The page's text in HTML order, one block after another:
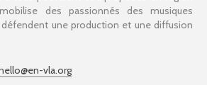
des passionnés des musiques
une production et une diffusion
vla.org